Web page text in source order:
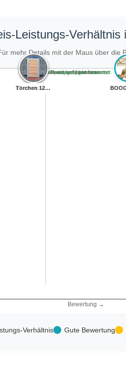
Leistungs-Verhältnis
mehr Details mit der Maus über die
Bewertung →
Teuer, gut bewertet
Teuer, schlecht bewertet
Preiswert, gut bewertet
Preiswert, schlecht bewertet
Doppelflügeltor...
CHILLROI® Doppe...
BOOGARDI Garten...
Einfahrtstor Ss...
Einfahrtstor Qa...
Einfahrtstor 30...
Törchen 125 x 1...
Verhältnis Gute Bewertung